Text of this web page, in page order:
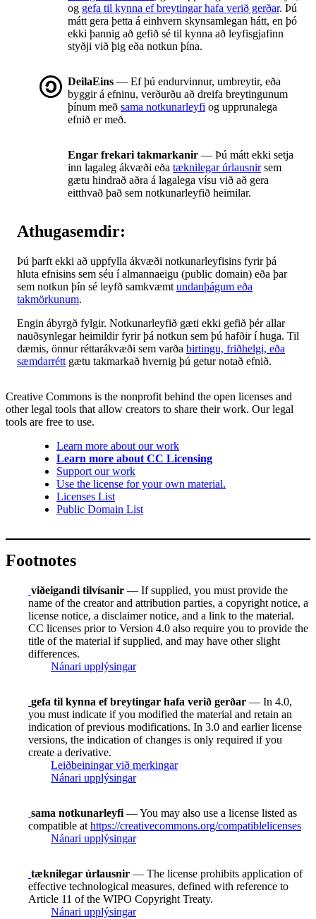
og gefa til kynna ef breytingar hafa verið gerðar. Þú
mátt gera þetta á einhvern skynsamlegan hátt, en þó
ekki þannig að gefið sé til kynna að leyfisgjafinn
styðji við þig eða notkun þína.
DeilaEins — Ef þú endurvinnur, umbreytir, eða
byggir á efninu, verðurðu að dreifa breytingunum
þínum með sama notkunarleyfi og upprunalega
efnið er með.
Engar frekari takmarkanir — Þú mátt ekki setja
inn lagaleg ákvæði eða tæknilegar úrlausnirsem
gætu hindrað aðra á lagalega vísu við að gera
eitthvað það sem notkunarleyfið heimilar.
Athugasemdir:
Þú þarft ekki að uppfylla ákvæði notkunarleyfisins fyrir þá
hluta efnisins sem séu í almannaeigu (public domain) eða þar
sem notkun þín sé leyfð samkvæmt undanþágum eða
takmörkunum.
Engin ábyrgð fylgir. Notkunarleyfið gæti ekki gefið þér allar
nauðsynlegar heimildir fyrir þá notkun sem þú hafðir í huga. Til
dæmis, önnur réttarákvæði sem varða birtingu, friðhelgi, eða
sæmdarrétt gætu takmarkað hvernig þú getur notað efnið.
Creative Commons is the nonprofit behind the open licenses and
other legal tools that allow creators to share their work. Our legal
tools are free to use.
Learn more about our work
Learn more about CC Licensing
Support our work
Use the license for your own material.
Licenses List
Public Domain List
Footnotes
viðeigandi tilvísanir — If supplied, you must provide the
name of the creator and attribution parties, a copyright notice, a
license notice, a disclaimer notice, and a link to the material.
CC licenses prior to Version 4.0 also require you to provide the
title of the material if supplied, and may have other slight
differences.
Nánari upplýsingar
gefa til kynna ef breytingar hafa verið gerðar — In 4.0,
you must indicate if you modified the material and retain an
indication of previous modifications. In 3.0 and earlier license
versions, the indication of changes is only required if you
create a derivative.
Leiðbeiningar við merkingar
Nánari upplýsingar
sama notkunarleyfi — You may also use a license listed as
compatible at https://creativecommons.org/compatiblelicenses
Nánari upplýsingar
tæknilegar úrlausnir — The license prohibits application of
effective technological measures, defined with reference to
Article 11 of the WIPO Copyright Treaty.
Nánari upplýsingar